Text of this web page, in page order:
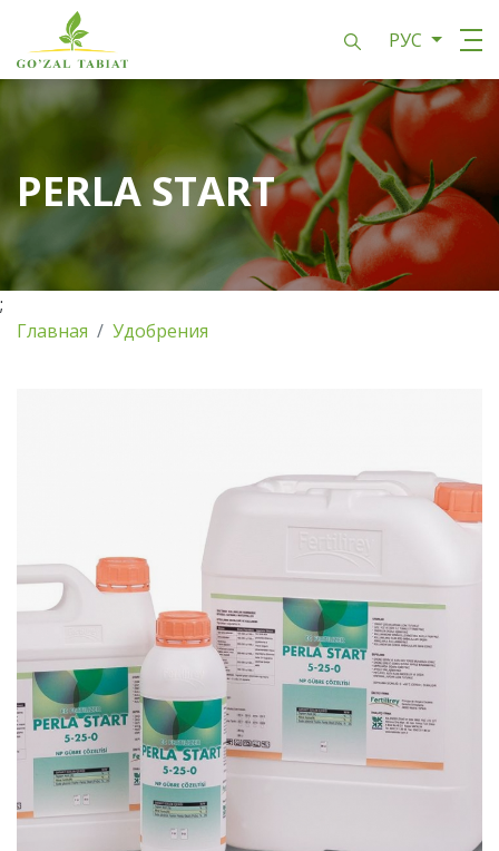
РУС
PERLA START
;
Главная
Удобрения